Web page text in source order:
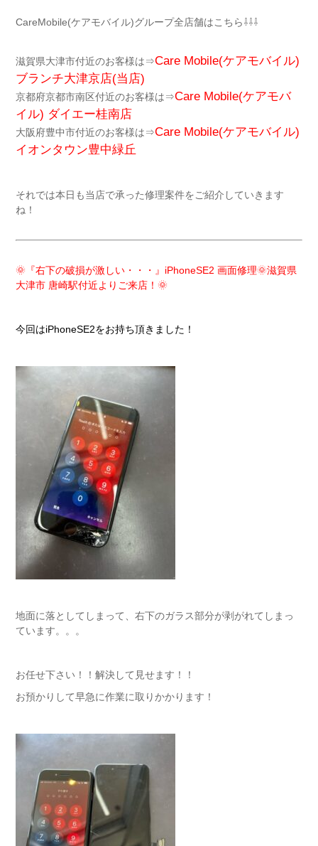
CareMobile(ケアモバイル)グループ全店舗はこちら⇩⇩⇩
滋賀県大津市付近のお客様は⇒Care Mobile(ケアモバイル)
ブランチ大津京店(当店)
京都府京都市南区付近のお客様は⇒Care Mobile(ケアモバ
イル) ダイエー桂南店
大阪府豊中市付近のお客様は⇒Care Mobile(ケアモバイル)
イオンタウン豊中緑丘
それでは本日も当店で承った修理案件をご紹介していきます
ね！
🌞『右下の破損が激しい・・・』iPhoneSE2 画面修理🌞滋賀県
大津市 唐崎駅付近よりご来店！🌞
今回はiPhoneSE2をお持ち頂きました！
地面に落としてしまって、右下のガラス部分が剥がれてしまっ
ています。。。
お任せ下さい！！解決して見せます！！
お預かりして早急に作業に取りかかります！